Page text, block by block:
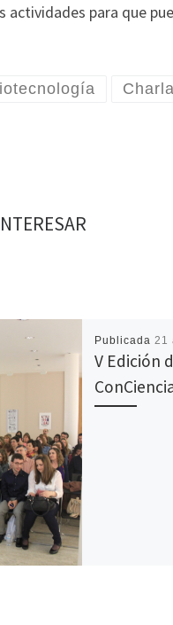
actividades para que
Publicada 21
V Edición